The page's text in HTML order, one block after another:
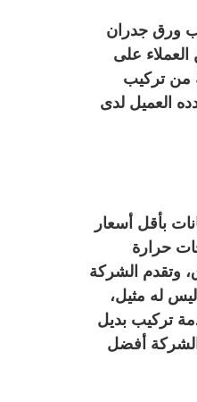
ورق جدران
على
من تركيب
العميل لدى
بأقل أسعار
حرارة
وتقدم الشركة
له مثيل،
تركيب بديل
أفضل